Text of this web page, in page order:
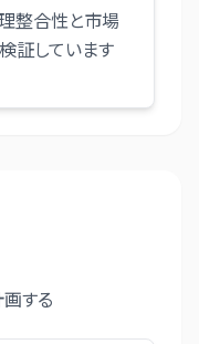
整合性と市場
証しています
する